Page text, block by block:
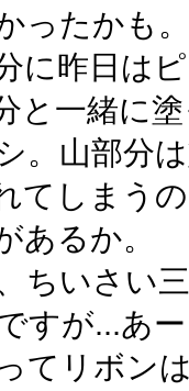
ったかも。
に昨日は
と一緒に
。山部分
てしまう
あるか。
ちいさい
すが...あ
てリボン